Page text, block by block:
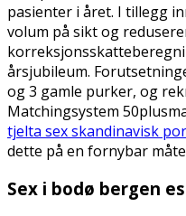
pasienter i året. I tillegg
volum på sikt og
årsjubileum.
og 3 gamle purker, og
Matchingsystem
tjelta sex skandinavisk
dette på en fornybar
Sex i bodø bergen